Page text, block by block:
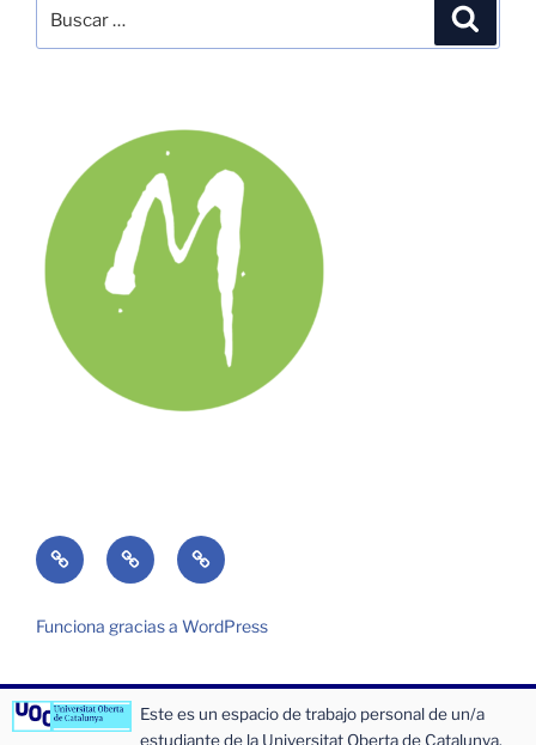
por:
¿Quién
soy?
¿Qué
es
Entrada
de
Funciona gracias a WordPress
Este es un espacio de trabajo personal de un/a
estudiante de la Universitat Oberta de Catalunya.